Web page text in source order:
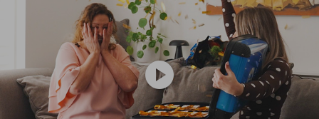
play_circle